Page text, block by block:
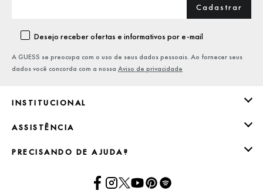
INSTITUCIONAL
ASSISTÊNCIA
PRECISANDO DE AJUDA?
Cadastrar
Desejo receber ofertas e informativos por e-mail
A GUESS se preocupa com o uso de seus dados pessoais. Ao fornecer seus
dados você concorda com a nossa Aviso de privacidade